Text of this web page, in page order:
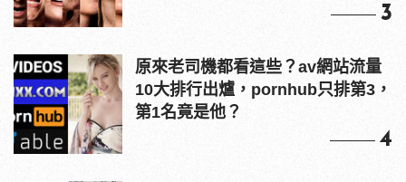
3
原來老司機都看這些？av網站流量
10大排行出爐，pornhub只排第3，
第1名竟是他？
4